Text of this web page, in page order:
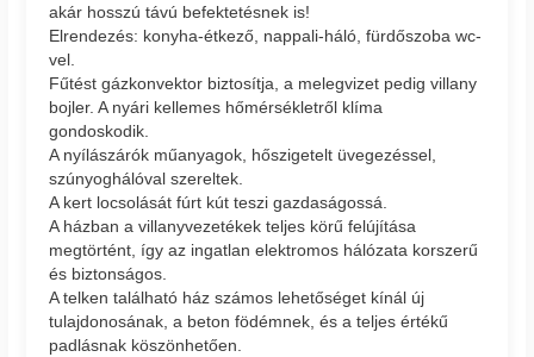
akár hosszú távú befektetésnek is!
Elrendezés: konyha-étkező, nappali-háló, fürdőszoba wc-
vel.
Fűtést gázkonvektor biztosítja, a melegvizet pedig villany
bojler. A nyári kellemes hőmérsékletről klíma
gondoskodik.
A nyílászárók műanyagok, hőszigetelt üvegezéssel,
szúnyoghálóval szereltek.
A kert locsolását fúrt kút teszi gazdaságossá.
A házban a villanyvezetékek teljes körű felújítása
megtörtént, így az ingatlan elektromos hálózata korszerű
és biztonságos.
A telken található ház számos lehetőséget kínál új
tulajdonosának, a beton födémnek, és a teljes értékű
padlásnak köszönhetően.